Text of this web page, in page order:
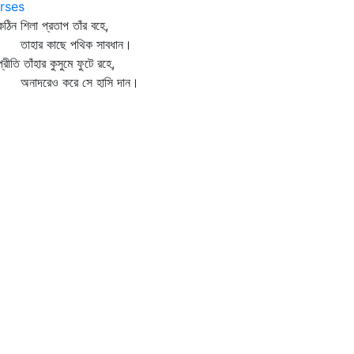
শিলা প্রতাপ তাঁর বহে,
কাছে পথিক সাবধান।
তাঁহার কুসুমে ফুটে রহে,
করে সে হাসি দান।